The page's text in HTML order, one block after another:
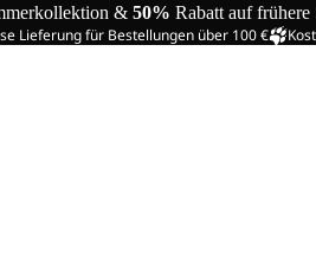
& 50% Rabatt auf frühere
Lieferung für Bestellungen über 100 €